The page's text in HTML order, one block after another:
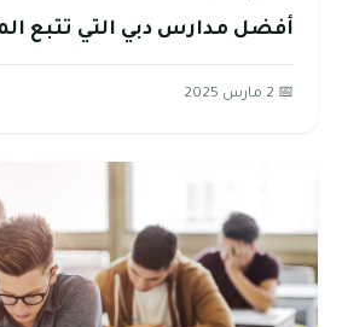
أفضل مدارس دبي التي تتبع
📅 2 مارس 2025